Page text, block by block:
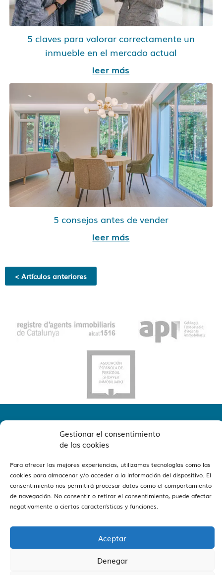
Gestionar el consentimiento
de las cookies
Para ofrecer las mejores experiencias, utilizamos tecnologías como las
cookies para almacenar y/o acceder a la información del dispositivo. El
consentimiento nos permitirá procesar datos como el comportamiento
de navegación. No consentir o retirar el consentimiento, puede afectar
negativamente a ciertas características y funciones.
Aceptar
Denegar
5 claves para valorar correctamente un
inmueble en el mercado actual
leer más
5 consejos antes de vender
leer más
< Artículos anteriores
Estamos en Barcelona y Reus ver oficinas
Política de Cookies